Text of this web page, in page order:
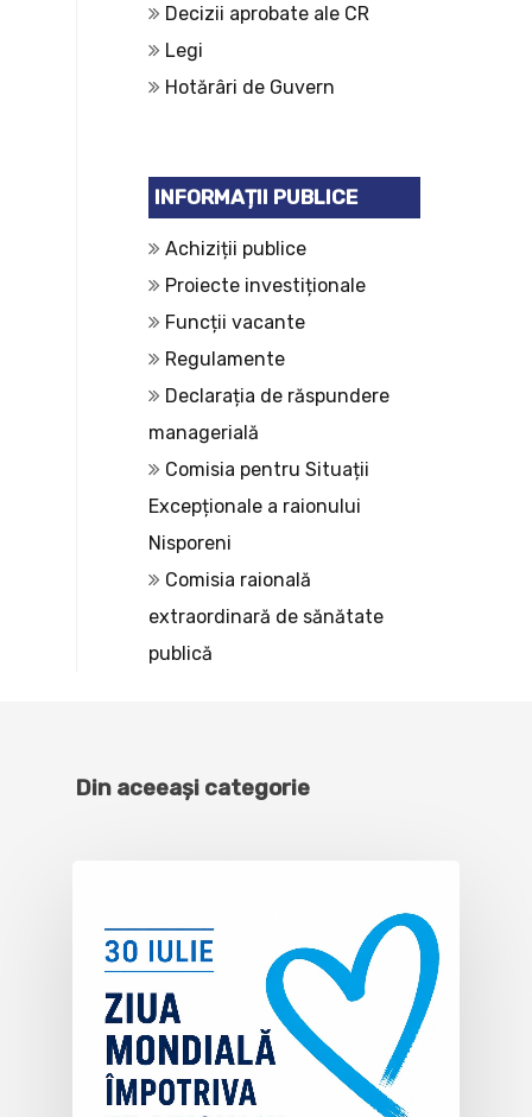
Decizii aprobate ale CR
Legi
Hotărâri de Guvern
INFORMAȚII PUBLICE
Achiziții publice
Proiecte investiționale
Funcții vacante
Regulamente
Declarația de răspundere
managerială
Comisia pentru Situații
Excepționale a raionului
Nisporeni
Comisia raională
extraordinară de sănătate
publică
Din aceeași categorie